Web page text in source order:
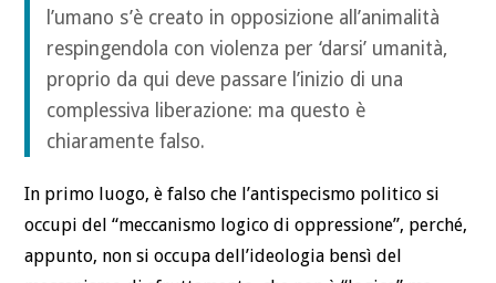
l’umano s’è creato in opposizione all’animalità
respingendola con violenza per ‘darsi’ umanità,
proprio da qui deve passare l’inizio di una
complessiva liberazione: ma questo è
chiaramente falso.
In primo luogo, è falso che l’antispecismo politico si
occupi del “meccanismo logico di oppressione”, perché,
appunto, non si occupa dell’ideologia bensì del